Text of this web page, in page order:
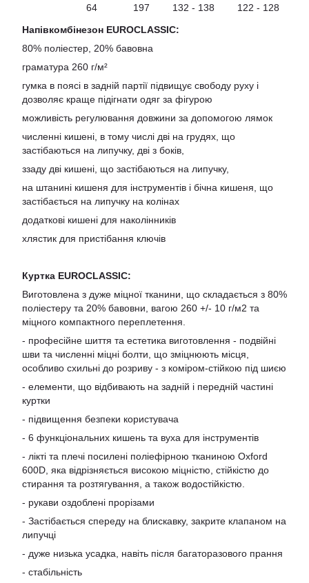
64 197 132 - 138
122 - 128
Напівкомбінезон EUROCLASSIC:
80% поліестер, 20% бавовна
граматура 260 г/м²
гумка в поясі в задній партії підвищує свободу руху і
дозволяє краще підігнати одяг за фігурою
можливість регулювання довжини за допомогою лямок
численні кишені, в тому числі дві на грудях, що
застібаються на липучку, дві з боків,
ззаду дві кишені, що застібаються на липучку,
на штанині кишеня для інструментів і бічна кишеня, що
застібається на липучку на колінах
додаткові кишені для наколінників
хлястик для пристібання ключів
Куртка EUROCLASSIC:
Виготовлена ​​з дуже міцної тканини, що складається з 80%
поліестеру та 20% бавовни, вагою 260 +/- 10 г/м2 та
міцного компактного переплетення.
- професійне шиття та естетика виготовлення - подвійні
шви та численні міцні болти, що зміцнюють місця,
особливо схильні до розриву - з коміром-стійкою під шиєю
- елементи, що відбивають на задній і передній частині
куртки
- підвищення безпеки користувача
- 6 функціональних кишень та вуха для інструментів
- лікті та плечі посилені поліефірною тканиною Oxford
600D, яка відрізняється високою міцністю, стійкістю до
стирання та розтягування, а також водостійкістю.
- рукави оздоблені прорізами
- Застібається спереду на блискавку, закрите клапаном на
липучці
- дуже низька усадка, навіть після багаторазового прання
- стабільність